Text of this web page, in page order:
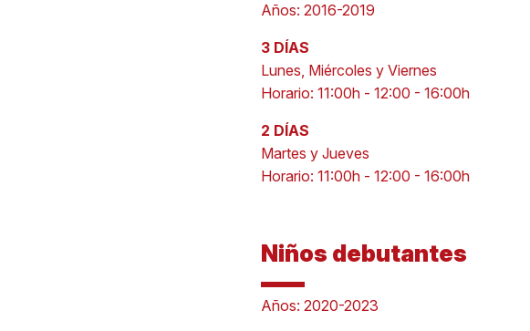
Años: 2016-2019
3 DÍAS
Lunes, Miércoles y Viernes
Horario: 11:00h - 12:00 - 16:00h
2 DÍAS
Martes y Jueves
Horario: 11:00h - 12:00 - 16:00h
Niños debutantes
Años: 2020-2023